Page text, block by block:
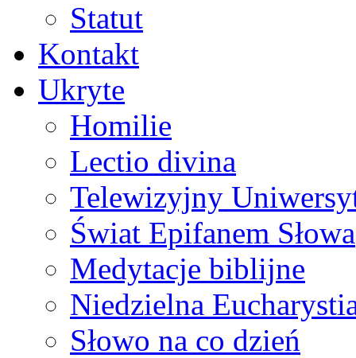
Statut
Kontakt
Ukryte
Homilie
Lectio divina
Telewizyjny
Świat Epifanem Słowa
Medytacje biblijne
Niedzielna
Słowo na co dzień